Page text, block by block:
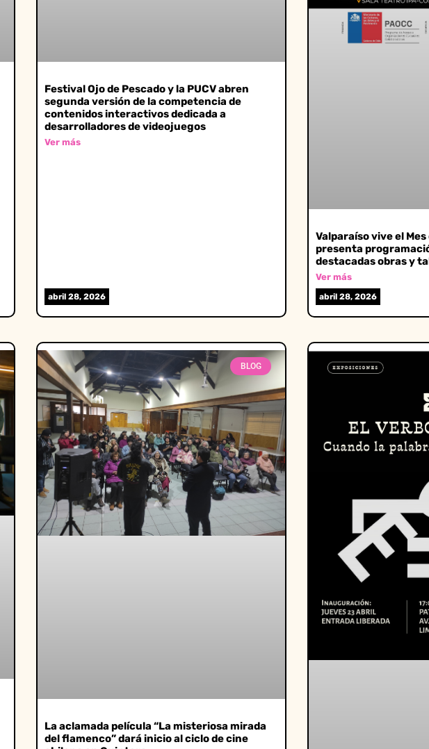
Festival Ojo de Pescado y la PUCV abren
segunda versión de la competencia de
contenidos interactivos dedicada a
desarrolladores de videojuegos
Ver más
abril 28, 2026
Valparaíso vive el
presenta
destacadas obras y
Ver más
abril 28, 2026
BLOG
La aclamada película “La misteriosa mirada
del flamenco” dará inicio al ciclo de cine